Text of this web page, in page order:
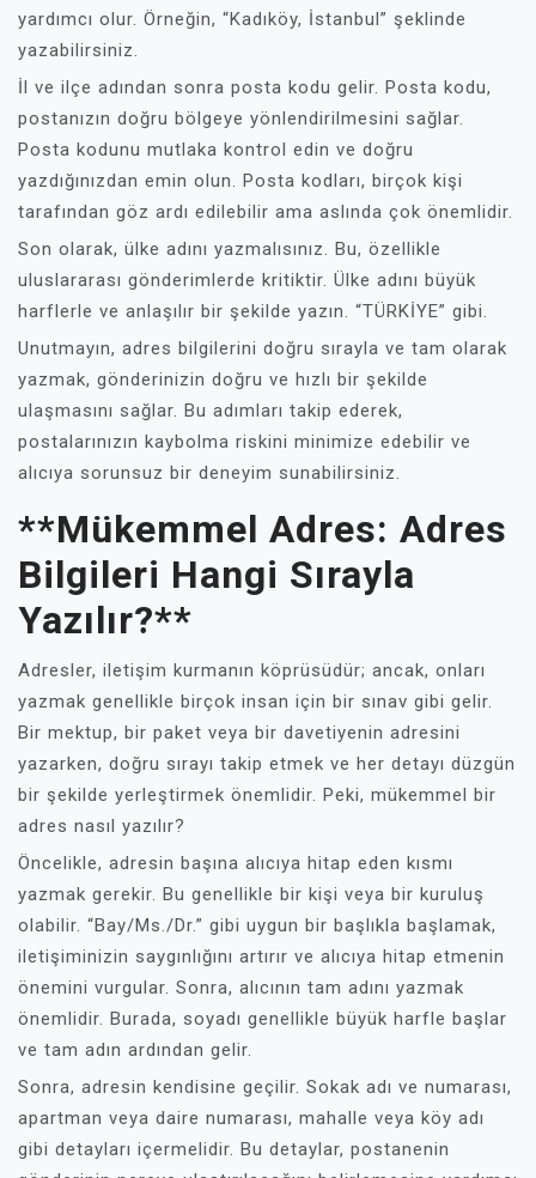
yardımcı olur. Örneğin, “Kadıköy, İstanbul” şeklinde
yazabilirsiniz.
İl ve ilçe adından sonra posta kodu gelir. Posta kodu,
postanızın doğru bölgeye yönlendirilmesini sağlar.
Posta kodunu mutlaka kontrol edin ve doğru
yazdığınızdan emin olun. Posta kodları, birçok kişi
tarafından göz ardı edilebilir ama aslında çok önemlidir.
Son olarak, ülke adını yazmalısınız. Bu, özellikle
uluslararası gönderimlerde kritiktir. Ülke adını büyük
harflerle ve anlaşılır bir şekilde yazın. “TÜRKİYE” gibi.
Unutmayın, adres bilgilerini doğru sırayla ve tam olarak
yazmak, gönderinizin doğru ve hızlı bir şekilde
ulaşmasını sağlar. Bu adımları takip ederek,
postalarınızın kaybolma riskini minimize edebilir ve
alıcıya sorunsuz bir deneyim sunabilirsiniz.
**Mükemmel Adres: Adres
Bilgileri Hangi Sırayla
Yazılır?**
Adresler, iletişim kurmanın köprüsüdür; ancak, onları
yazmak genellikle birçok insan için bir sınav gibi gelir.
Bir mektup, bir paket veya bir davetiyenin adresini
yazarken, doğru sırayı takip etmek ve her detayı düzgün
bir şekilde yerleştirmek önemlidir. Peki, mükemmel bir
adres nasıl yazılır?
Öncelikle, adresin başına alıcıya hitap eden kısmı
yazmak gerekir. Bu genellikle bir kişi veya bir kuruluş
olabilir. “Bay/Ms./Dr.” gibi uygun bir başlıkla başlamak,
iletişiminizin saygınlığını artırır ve alıcıya hitap etmenin
önemini vurgular. Sonra, alıcının tam adını yazmak
önemlidir. Burada, soyadı genellikle büyük harfle başlar
ve tam adın ardından gelir.
Sonra, adresin kendisine geçilir. Sokak adı ve numarası,
apartman veya daire numarası, mahalle veya köy adı
gibi detayları içermelidir. Bu detaylar, postanenin